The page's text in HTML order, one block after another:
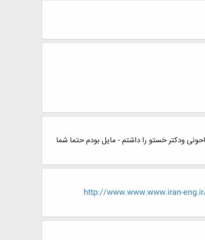
ودکتر خستو را داشتم - مایل بودم حتما شما
http://www.www.www.iran-eng.ir/